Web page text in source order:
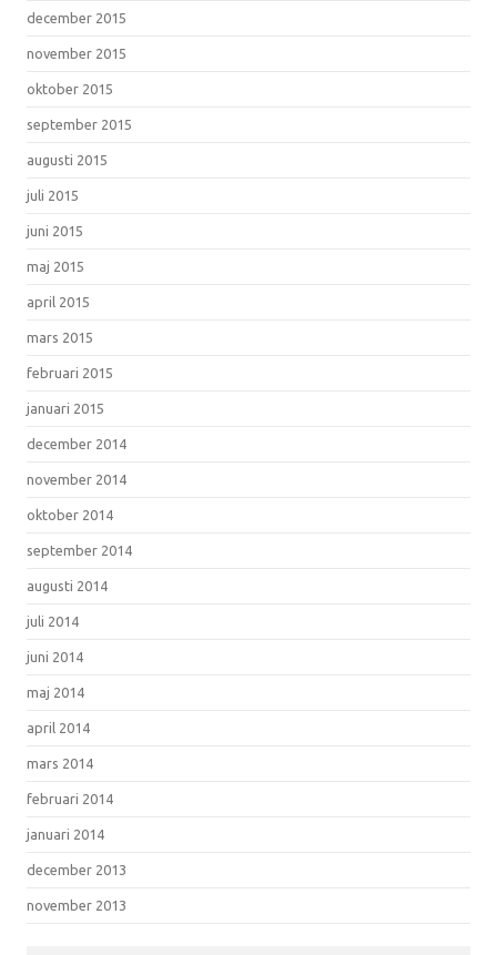
december 2015
november 2015
oktober 2015
september 2015
augusti 2015
juli 2015
juni 2015
maj 2015
april 2015
mars 2015
februari 2015
januari 2015
december 2014
november 2014
oktober 2014
september 2014
augusti 2014
juli 2014
juni 2014
maj 2014
april 2014
mars 2014
februari 2014
januari 2014
december 2013
november 2013